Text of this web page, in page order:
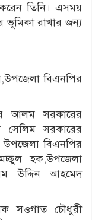
তিনি। এসময়
রাখার জন্য
বিএনপির
আলম সরকারের
সরকারের
উপজেলা বিএনপির
হক,উপজেলা
উদ্দিন আহমেদ
সওগাত চৌধুরী